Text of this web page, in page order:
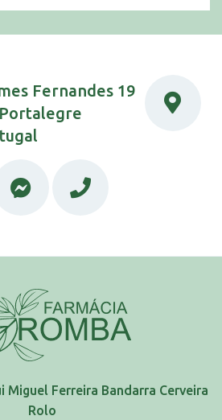
Fernandes 19
Miguel Ferreira Bandarra Cerveira
Rolo